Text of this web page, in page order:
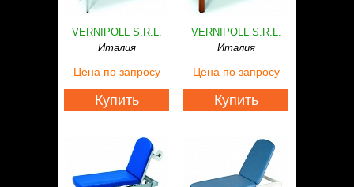
VERNIPOLL S.R.L.
Италия
Цена по запросу
Купить
VERNIPOLL S.R.L.
Италия
Цена по запросу
Купить